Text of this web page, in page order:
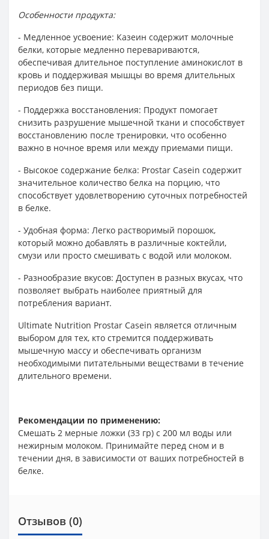
Особенности продукта:
- Медленное усвоение: Казеин содержит молочные
белки, которые медленно перевариваются,
обеспечивая длительное поступление аминокислот в
кровь и поддерживая мышцы во время длительных
периодов без пищи.
- Поддержка восстановления: Продукт помогает
снизить разрушение мышечной ткани и способствует
восстановлению после тренировки, что особенно
важно в ночное время или между приемами пищи.
- Высокое содержание белка: Prostar Casein содержит
значительное количество белка на порцию, что
способствует удовлетворению суточных потребностей
в белке.
- Удобная форма: Легко растворимый порошок,
который можно добавлять в различные коктейли,
смузи или просто смешивать с водой или молоком.
- Разнообразие вкусов: Доступен в разных вкусах, что
позволяет выбрать наиболее приятный для
потребления вариант.
Ultimate Nutrition Prostar Casein является отличным
выбором для тех, кто стремится поддерживать
мышечную массу и обеспечивать организм
необходимыми питательными веществами в течение
длительного времени.
Рекомендации по применению:
Смешать 2 мерные ложки (33 гр) с 200 мл воды или
нежирным молоком. Принимайте перед сном и в
течении дня, в зависимости от ваших потребностей в
белке.
Отзывов (0)